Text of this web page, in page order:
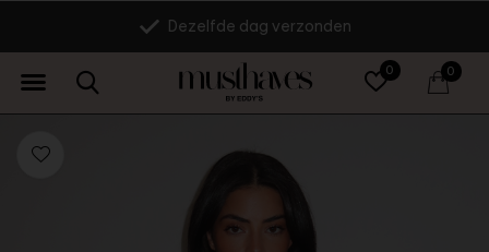
0 0
Dezelfde dag verzonden